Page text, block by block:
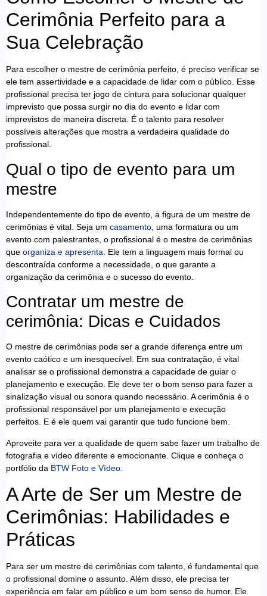
Cerimônia Perfeito para a
Sua Celebração
Para escolher o mestre de cerimônia perfeito, é preciso verificar se
ele tem assertividade e a capacidade de lidar com o público. Esse
profissional precisa ter jogo de cintura para solucionar qualquer
imprevisto que possa surgir no dia do evento e lidar com
imprevistos de maneira discreta. É o talento para resolver
possíveis alterações que mostra a verdadeira qualidade do
profissional.
Qual o tipo de evento para um
mestre
Independentemente do tipo de evento, a figura de um mestre de
cerimônias é vital. Seja um casamento , uma formatura ou um
evento com palestrantes, o profissional é o mestre de cerimônias
que organiza e apresenta . Ele tem a linguagem mais formal ou
descontraída conforme a necessidade, o que garante a
organização da cerimônia e o sucesso do evento.
Contratar um mestre de
cerimônia: Dicas e Cuidados
O mestre de cerimônias pode ser a grande diferença entre um
evento caótico e um inesquecível. Em sua contratação, é vital
analisar se o profissional demonstra a capacidade de guiar o
planejamento e execução. Ele deve ter o bom senso para fazer a
sinalização visual ou sonora quando necessário. A cerimônia é o
profissional responsável por um planejamento e execução
perfeitos. E é ele quem vai garantir que tudo funcione bem.
Aproveite para ver a qualidade de quem sabe fazer um trabalho de
fotografia e vídeo diferente e emocionante. Clique e conheça o
portfólio da BTW Foto e Vídeo.
A Arte de Ser um Mestre de
Cerimônias: Habilidades e
Práticas
Para ser um mestre de cerimônias com talento, é fundamental que
o profissional domine o assunto. Além disso, ele precisa ter
experiência em falar em público e um bom senso de humor. Ele